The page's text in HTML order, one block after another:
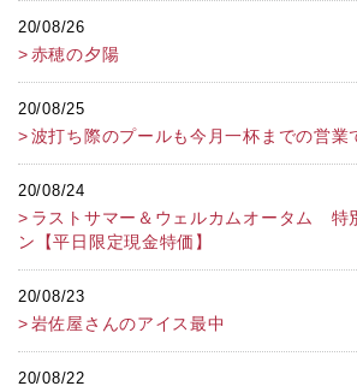
20/08/26
赤穂の夕陽
20/08/25
波打ち際のプールも今月一杯までの営業
20/08/24
ラストサマー＆ウェルカムオータム 特
ン【平日限定現金特価】
20/08/23
岩佐屋さんのアイス最中
20/08/22